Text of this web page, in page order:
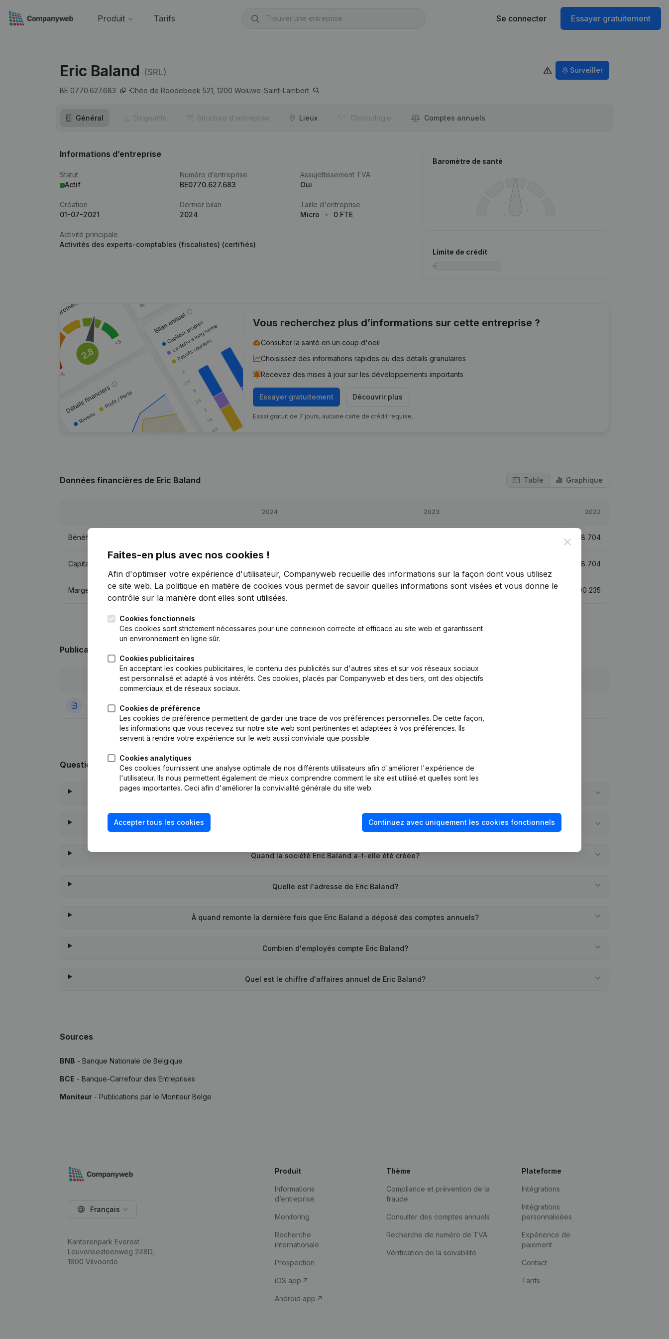
Produit Tarifs Se connecter Essayer gratuitement
Eric Baland (SRL)
BE 0770.627.683 Chée de Roodebeek 521, 1200 Woluwe-Saint-Lambert
Surveiller
Général Dirigeants Structure d'entreprise Lieux Chronologie Comptes annuels
Informations d’entreprise
Statut
Actif
Numéro d’entreprise
BE0770.627.683
Assujettissement TVA
Oui
Création
01-07-2021
Dernier bilan
2024
Taille d'entreprise
Micro
0 FTE
Activité principale
Activités des experts-comptables (fiscalistes) (certifiés)
Baromètre de santé
Limite de crédit
Vous recherchez plus d’informations sur cette entreprise ?
Consulter la santé en un coup d'oeil
Choisissez des informations rapides ou des détails granulaires
Recevez des mises à jour sur les développements importants
Essayer gratuitement Découvrir plus
Essai gratuit de 7 jours, aucune carte de crédit requise.
Données financières de Eric Baland Table Graphique
2024 2023 2022
Bénéfices/pertes € 68 704
Capitaux propres 48 704
Marge brute €51 170 -37,88% €82 368 -8,72% 90 235
Publications
Publication
05-07-2021 Rubrique Constitution (Nouvelle Personne Morale, Ouverture Succursale, etc...)
Questions fréquemment posées
Quel est le numéro de TVA de Eric Baland?
Quel est l'identifiant PEPPOL de Eric Baland?
Quand la société Eric Baland a-t-elle été créée?
Quelle est l'adresse de Eric Baland?
À quand remonte la dernière fois que Eric Baland a déposé des comptes annuels?
Combien d'employés compte Eric Baland?
Quel est le chiffre d'affaires annuel de Eric Baland?
Sources
BNB - Banque Nationale de Belgique
BCE - Banque-Carrefour des Entreprises
Moniteur - Publications par le Moniteur Belge
Close
Faites-en plus avec nos cookies !
Afin d'optimiser votre expérience d'utilisateur, Companyweb recueille des informations sur la façon dont vous utilisez
ce site web. La politique en matière de cookies vous permet de savoir quelles informations sont visées et vous donne le
contrôle sur la manière dont elles sont utilisées.
Cookies fonctionnels
Ces cookies sont strictement nécessaires pour une connexion correcte et efficace au site web et garantissent
un environnement en ligne sûr.
Cookies publicitaires
En acceptant les cookies publicitaires, le contenu des publicités sur d'autres sites et sur vos réseaux sociaux
est personnalisé et adapté à vos intérêts. Ces cookies, placés par Companyweb et des tiers, ont des objectifs
commerciaux et de réseaux sociaux.
Cookies de préférence
Les cookies de préférence permettent de garder une trace de vos préférences personnelles. De cette façon,
les informations que vous recevez sur notre site web sont pertinentes et adaptées à vos préférences. Ils
servent à rendre votre expérience sur le web aussi conviviale que possible.
Cookies analytiques
Ces cookies fournissent une analyse optimale de nos différents utilisateurs afin d'améliorer l'expérience de
l'utilisateur. Ils nous permettent également de mieux comprendre comment le site est utilisé et quelles sont les
pages importantes. Ceci afin d'améliorer la convivialité générale du site web.
Accepter tous les cookies Continuez avec uniquement les cookies fonctionnels
Français
Kantorenpark Everest
Leuvensesteenweg 248D,
1800 Vilvoorde
Produit
Informations
d’entreprise
Monitoring
Recherche
internationale
Prospection
iOS app
Android app
Thème
Compliance et prévention de la
fraude
Consulter des comptes annuels
Recherche de numéro de TVA
Vérification de la solvabilité
Plateforme
Intégrations
Intégrations
personnalisées
Expérience de
paiement
Contact
Tarifs